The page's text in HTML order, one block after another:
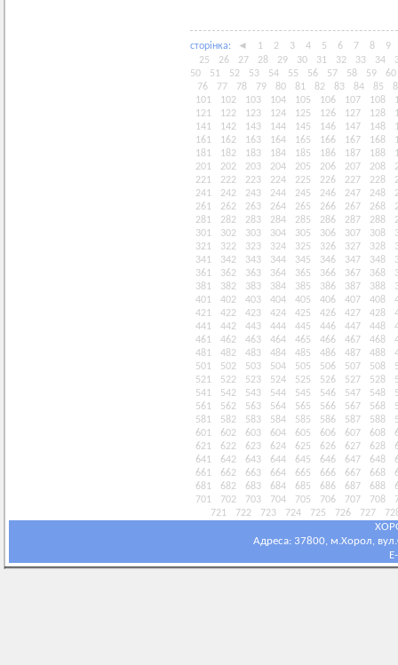
сторiнка: ◄ 1 2 3 4 5 6 7 8
9
25
26 27 28 29 30 31 32 33 34
50
51 52 53 54 55 56 57 58 59
60
76
77 78 79 80 81 82 83 84 85
101
102 103 104 105 106 107 108
121
122 123 124 125 126 127 128
141
142 143 144 145 146 147 148
161
162 163 164 165 166 167 168
181
182 183 184 185 186 187 188
201
202 203 204 205 206 207 208
221
222 223 224 225 226 227 228
241
242 243 244 245 246 247 248
261
262 263 264 265 266 267 268
281
282 283 284 285 286 287 288
301
302 303 304 305 306 307 308
321
322 323 324 325 326 327 328
341
342 343 344 345 346 347 348
361
362 363 364 365 366 367 368
381
382 383 384 385 386 387 388
401
402 403 404 405 406 407 408
421
422 423 424 425 426 427 428
441
442 443 444 445 446 447 448
461
462 463 464 465 466 467 468
481
482 483 484 485 486 487 488
501
502 503 504 505 506 507 508
521
522 523 524 525 526 527 528
541
542 543 544 545 546 547 548
561
562 563 564 565 566 567 568
581
582 583 584 585 586 587 588
601
602 603 604 605 606 607 608
621
622 623 624 625 626 627 628
641
642 643 644 645 646 647 648
661
662 663 664 665 666 667 668
681
682 683 684 685 686 687 688
701
702 703 704 705 706 707 708
721
722 723 724 725 726 727
Адреса: 37800, м.Хорол,